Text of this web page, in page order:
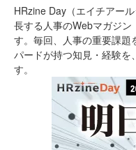
HRzine Day（エイチアー
長する人事のWebマガジ
す。毎回、人事の重要課題
パードが持つ知見・経験を
す。